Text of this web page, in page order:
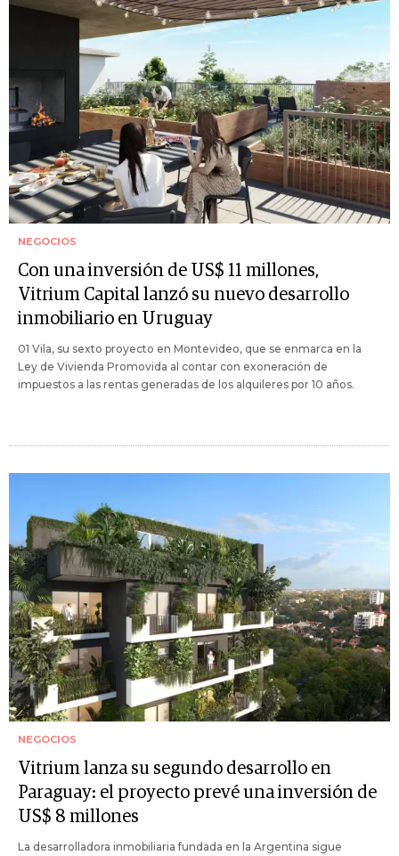
NEGOCIOS
Con una inversión de US$ 11 millones,
Vitrium Capital lanzó su nuevo desarrollo
inmobiliario en Uruguay
01 Vila, su sexto proyecto en Montevideo, que se enmarca en la
Ley de Vivienda Promovida al contar con exoneración de
impuestos a las rentas generadas de los alquileres por 10 años.
NEGOCIOS
Vitrium lanza su segundo desarrollo en
Paraguay: el proyecto prevé una inversión de
US$ 8 millones
La desarrolladora inmobiliaria fundada en la Argentina sigue